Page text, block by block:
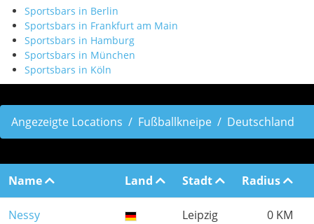
Sportsbars in Berlin
Sportsbars in Frankfurt am Main
Sportsbars in Hamburg
Sportsbars in München
Sportsbars in Köln
Angezeigte Locations Fußballkneipe Deutschland
Name Land Stadt Radius
Nessy Leipzig 0 KM